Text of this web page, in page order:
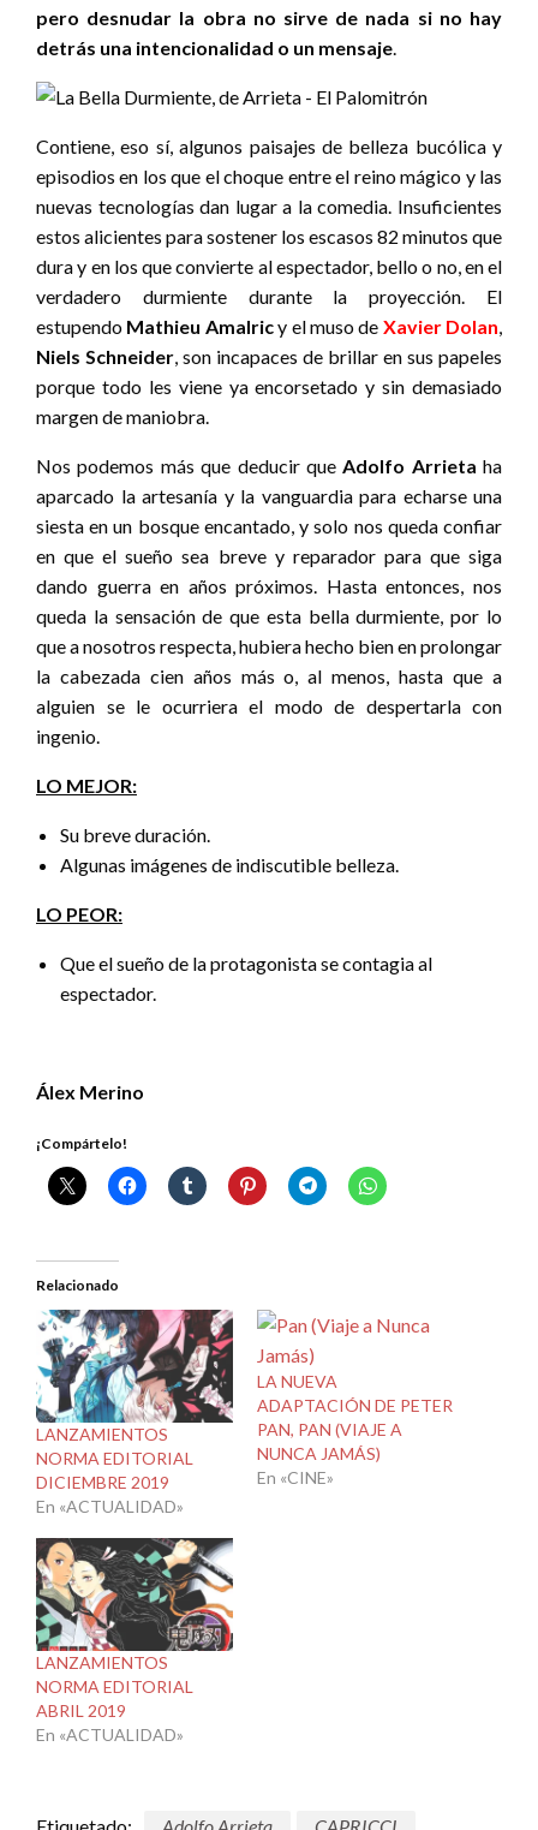
pero desnudar la obra no sirve de nada si no hay
detrás una intencionalidad o un mensaje.
Contiene, eso sí, algunos paisajes de belleza bucólica y
episodios en los que el choque entre el reino mágico y las
nuevas tecnologías dan lugar a la comedia. Insuficientes
estos alicientes para sostener los escasos 82 minutos que
dura y en los que convierte al espectador, bello o no, en el
verdadero durmiente durante la proyección. El
estupendo Mathieu Amalricy el muso de Xavier Dolan,
Niels Schneider, son incapaces de brillar en sus papeles
porque todo les viene ya encorsetado y sin demasiado
margen de maniobra.
Nos podemos más que deducir queAdolfo Arrieta ha
aparcado la artesanía y la vanguardia para echarse una
siesta en un bosque encantado, y solo nos queda confiar
en que el sueño sea breve y reparador para que siga
dando guerra en años próximos. Hasta entonces, nos
queda la sensación de que esta bella durmiente, por lo
que a nosotros respecta, hubiera hecho bien en prolongar
la cabezada cien años más o, al menos, hasta que a
alguien se le ocurriera el modo de despertarla con
ingenio.
LO MEJOR:
Su breve duración.
Algunas imágenes de indiscutible belleza.
LO PEOR:
Que el sueño de la protagonista se contagia al
espectador.
Álex Merino
¡Compártelo!
Relacionado
LANZAMIENTOS
NORMA EDITORIAL
DICIEMBRE 2019
En «ACTUALIDAD»
LA NUEVA
ADAPTACIÓN DE PETER
PAN, PAN (VIAJE A
NUNCA JAMÁS)
En «CINE»
LANZAMIENTOS
NORMA EDITORIAL
ABRIL 2019
En «ACTUALIDAD»